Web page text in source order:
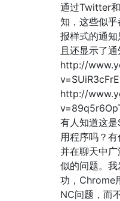
通过Twitter
知，这些似
报样式的通
且还显示了
http://
http://
有人知道这
用程序吗？
并在聊天中
似的问题。
功，Chrome
NC问题，而